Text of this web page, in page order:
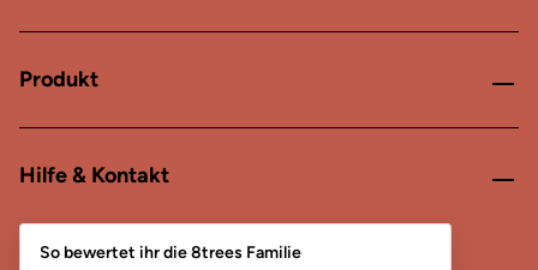
Produkt
Hilfe & Kontakt
So bewertet ihr die 8trees Familie